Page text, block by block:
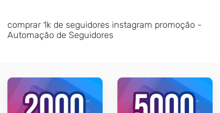
comprar 1k de seguidores instagram promoção -
Automação de Seguidores